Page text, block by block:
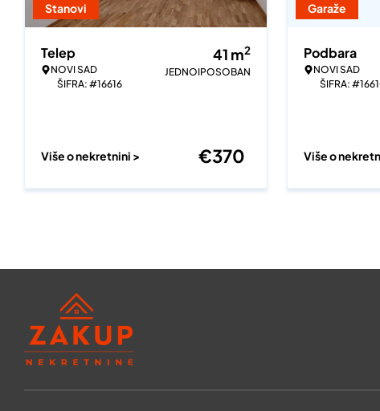
Stanovi
Telep
NOVI SAD
ŠIFRA: #16616
41 m2
JEDNOIPOSOBAN
Više o nekretnini > €370
Garaže
Podbara
NOVI SAD
ŠIFRA:
Više o